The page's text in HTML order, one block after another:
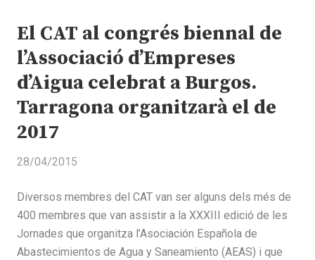
El CAT al congrés biennal de
l’Associació d’Empreses
d’Aigua celebrat a Burgos.
Tarragona organitzarà el de
2017
28/04/2015
Diversos membres del CAT van ser alguns dels més de
400 membres que van assistir a la XXXIII edició de les
Jornades que organitza l’Asociación Española de
Abastecimientos de Agua y Saneamiento (AEAS) i que